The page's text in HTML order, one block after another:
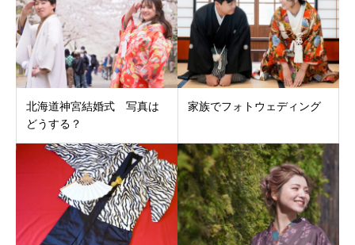
北海道神宮結婚式 写真は
どうする？
家族でフォトウェディング